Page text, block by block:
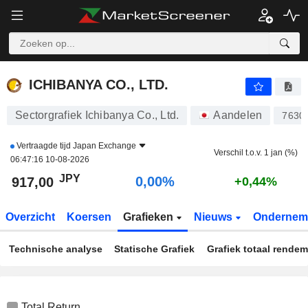
ICHIBANYA CO., LTD.
ICHIBANYA CO., LTD.
Sectorgrafiek Ichibanya Co., Ltd. Aandelen 7630
Vertraagde tijd Japan Exchange
06:47:16 10-08-2026
Verschil t.o.v. 1 jan (%)
917,00 JPY 0,00% +0,44%
Overzicht Koersen Grafieken Nieuws
Technische analyse Statische Grafiek Grafiek totaal